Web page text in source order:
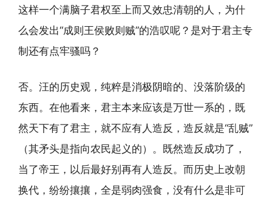
这样一个满脑子君权至上而又效忠清朝的人，为什
么会发出“成则王侯败则贼”的浩叹呢？是对于君主专
制还有点牢骚吗？
否。汪的历史观，纯粹是消极阴暗的、没落阶级的
东西。在他看来，君主本来应该是万世一系的，既
然天下有了君主，就不应有人造反，造反就是“乱贼”
（其矛头是指向农民起义的）。既然造反成功了，
当了帝王，以后最好别再有人造反。而历史上改朝
换代，纷纷攘攘，全是弱肉强食，没有什么是非可